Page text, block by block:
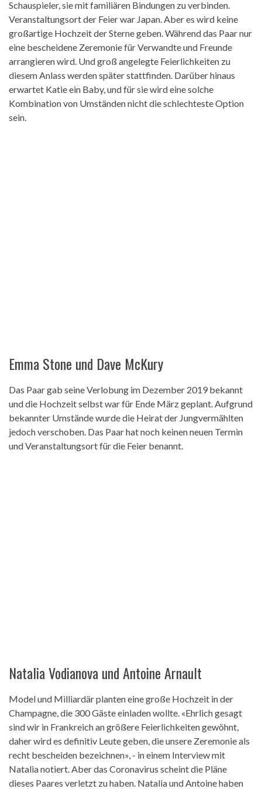
Schauspieler, sie mit familiären Bindungen zu verbinden.
Veranstaltungsort der Feier war Japan. Aber es wird keine
großartige Hochzeit der Sterne geben. Während das Paar nur
eine bescheidene Zeremonie für Verwandte und Freunde
arrangieren wird. Und groß angelegte Feierlichkeiten zu
diesem Anlass werden später stattfinden. Darüber hinaus
erwartet Katie ein Baby, und für sie wird eine solche
Kombination von Umständen nicht die schlechteste Option
sein.
Emma Stone und Dave McKury
Das Paar gab seine Verlobung im Dezember 2019 bekannt
und die Hochzeit selbst war für Ende März geplant. Aufgrund
bekannter Umstände wurde die Heirat der Jungvermählten
jedoch verschoben. Das Paar hat noch keinen neuen Termin
und Veranstaltungsort für die Feier benannt.
Natalia Vodianova und Antoine Arnault
Model und Milliardär planten eine große Hochzeit in der
Champagne, die 300 Gäste einladen wollte. «Ehrlich gesagt
sind wir in Frankreich an größere Feierlichkeiten gewöhnt,
daher wird es definitiv Leute geben, die unsere Zeremonie als
recht bescheiden bezeichnen», - in einem Interview mit
Natalia notiert. Aber das Coronavirus scheint die Pläne
dieses Paares verletzt zu haben. Natalia und Antoine haben